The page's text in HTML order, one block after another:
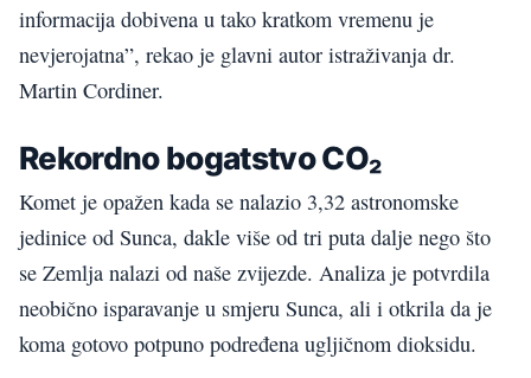
informacija dobivena u tako kratkom vremenu je
nevjerojatna”, rekao je glavni autor istraživanja dr.
Martin Cordiner.
Rekordno bogatstvo CO₂
Komet je opažen kada se nalazio 3,32 astronomske
jedinice od Sunca, dakle više od tri puta dalje nego što
se Zemlja nalazi od naše zvijezde. Analiza je potvrdila
neobično isparavanje u smjeru Sunca, ali i otkrila da je
koma gotovo potpuno podređena ugljičnom dioksidu.